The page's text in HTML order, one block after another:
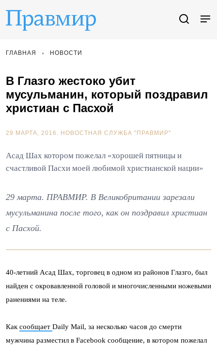
ГЛАВНАЯ НОВОСТИ
В Глазго жестоко убит
мусульманин, который поздравил
христиан с Пасхой
29 МАРТА, 2016. НОВОСТНАЯ СЛУЖБА "ПРАВМИР"
Асад Шах котором пожелал «хорошей пятницы и
счастливой Пасхи моей любимой христианской нации»
29 марта. ПРАВМИР. В Великобритании зарезали
мусульманина после того, как он поздравил христиан
с Пасхой.
40-летний Асад Шах, торговец в одном из районов Глазго, был
найден с окровавленной головой и многочисленными ножевыми
ранениями на теле.
Как сообщает Daily Mail, за несколько часов до смерти
мужчина разместил в Facebook сообщение, в котором пожелал